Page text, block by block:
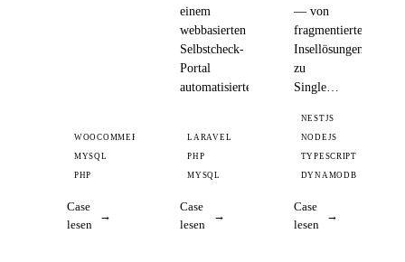
WOOCOMMERCE
MYSQL
PHP
Case
lesen
einem
webbasierten
Selbstcheck-
Portal
automatisierte
LARAVEL
PHP
MYSQL
Case
lesen
— von
fragmentierten
Insellösungen
zu
Single…
NESTJS
NODEJS
TYPESCRIPT
DYNAMODB
Case
lesen